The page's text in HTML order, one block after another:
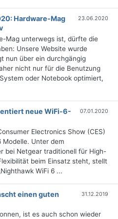
Hardware-Mag
23.06.2020
Mag unterwegs ist, dürfte die
Unsere Website wurde
nun über ein durchgängig
nicht nur für die Benutzung
oder Notebook optimiert,
neue WiFi-6-
07.01.2020
Electronics Show (CES)
Modelle. Unter dem
bei Netgear traditionell für High-
beim Einsatz steht, stellt
WiFi 6 ...
einen guten
31.12.2019
ist es auch schon wieder